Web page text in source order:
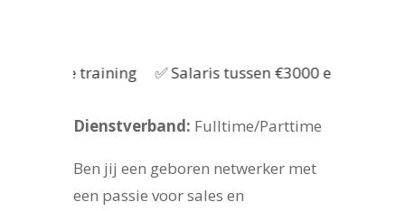
training ✅ Salaris tussen €3000 en €4000
Dienstverband: Fulltime/Parttime
Ben jij een geboren netwerker met
een passie voor sales en